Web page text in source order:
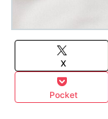
X
Pocket